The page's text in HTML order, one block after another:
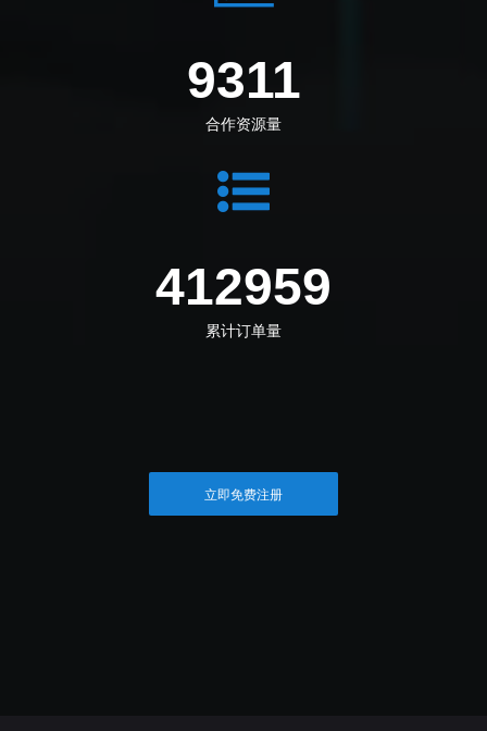
10386
合作资源量
464579
累计订单量
立即免费注册